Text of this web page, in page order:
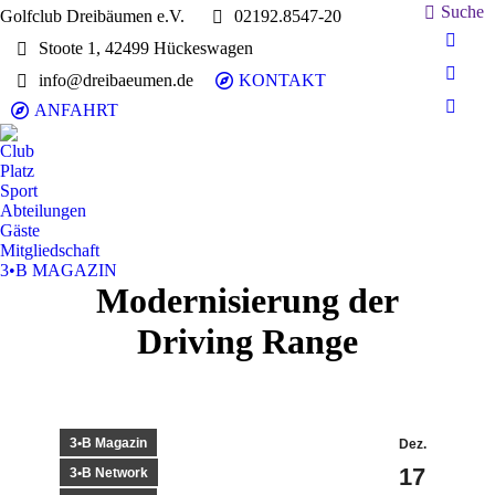
Golfclub Dreibäumen e.V.
02192.8547-20
Stoote 1, 42499 Hückeswagen
info@dreibaeumen.de
KONTAKT
ANFAHRT
Search:
Suche
E-
Mail
page
page
Club
Platz
Sport
Abteilungen
Gäste
Mitgliedschaft
3•B MAGAZIN
Modernisierung der
Driving Range
Dez.
17
3•B Magazin
3•B Network